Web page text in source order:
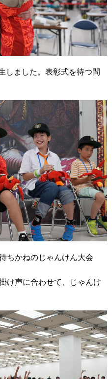
ました。表彰式を待つ間
ちかねのじゃんけん大会
け声に合わせて、じゃんけ